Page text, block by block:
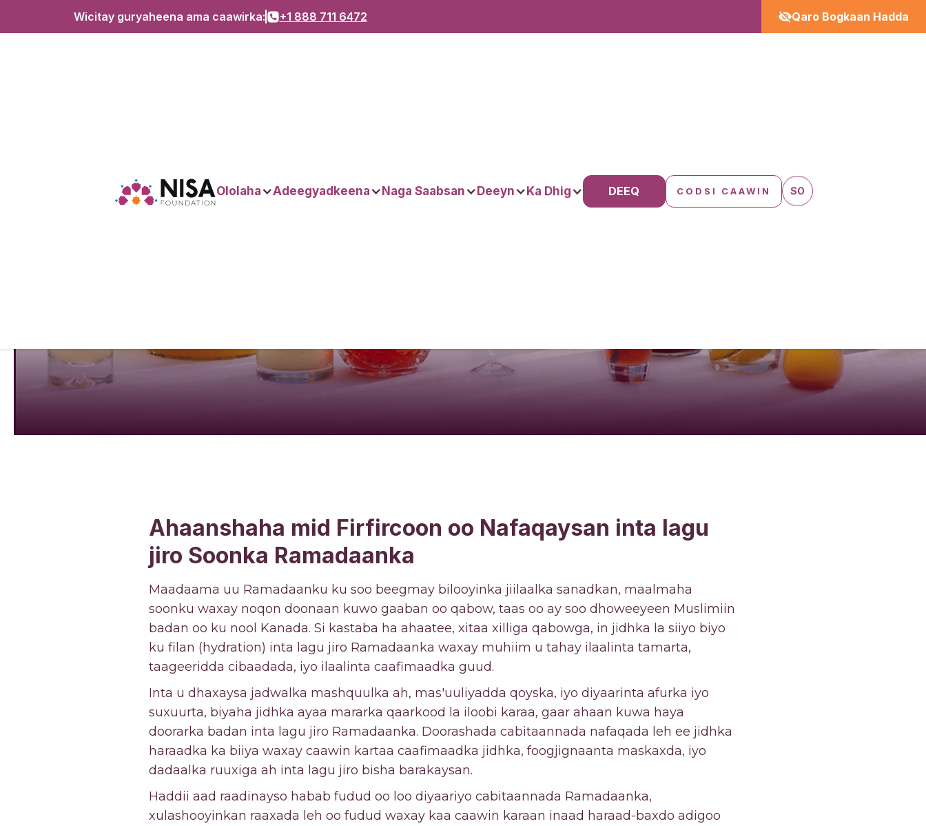
Wicitay guryaheena ama caawirka: +1 888 711 6472 Qaro Bogkaan Hadda
Ololaha Adeegyadkeena Naga Saabsan Deeyn Ka Dhig DEEQ CODSI CAAWIN SO
Ahaanshaha mid Firfircoon oo Nafaqaysan inta lagu
jiro Soonka Ramadaanka
Maadaama uu Ramadaanku ku soo beegmay bilooyinka jiilaalka sanadkan, maalmaha
soonku waxay noqon doonaan kuwo gaaban oo qabow, taas oo ay soo dhoweeyeen Muslimiin
badan oo ku nool Kanada. Si kastaba ha ahaatee, xitaa xilliga qabowga, in jidhka la siiyo biyo
ku filan (hydration) inta lagu jiro Ramadaanka waxay muhiim u tahay ilaalinta tamarta,
taageeridda cibaadada, iyo ilaalinta caafimaadka guud.
Inta u dhaxaysa jadwalka mashquulka ah, mas'uuliyadda qoyska, iyo diyaarinta afurka iyo
suxuurta, biyaha jidhka ayaa mararka qaarkood la iloobi karaa, gaar ahaan kuwa haya
doorarka badan inta lagu jiro Ramadaanka. Doorashada cabitaannada nafaqada leh ee jidhka
haraadka ka biiya waxay caawin kartaa caafimaadka jidhka, foogjignaanta maskaxda, iyo
dadaalka ruuxiga ah inta lagu jiro bisha barakaysan.
Haddii aad raadinayso habab fudud oo loo diyaariyo cabitaannada Ramadaanka,
xulashooyinkan raaxada leh oo fudud waxay kaa caawin karaan inaad haraad-baxdo adigoo